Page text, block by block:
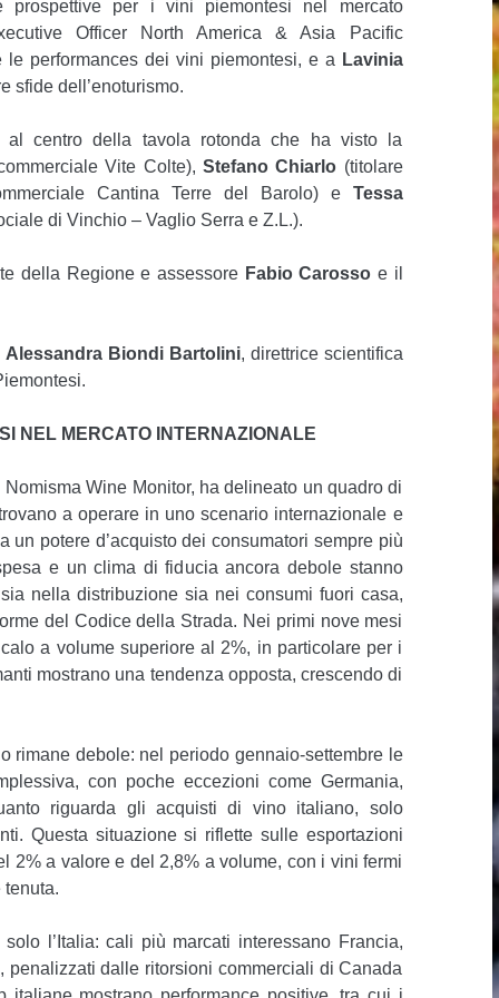
per i vini piemontesi nel mercato
Officer North America & Asia Pacific
performances dei vini piemontesi, e a Lavinia
sfide dell’enoturismo.
al centro della tavola rotonda che ha visto la
Vite Colte), Stefano Chiarlo (titolare
Cantina Terre del Barolo) e Tessa
di Vinchio – Vaglio Serra e Z.L.).
della Regione e assessore Fabio Carosso e il
Alessandra Biondi Bartolini, direttrice scientifica
NEL MERCATO INTERNAZIONALE
Wine Monitor, ha delineato un quadro di
a operare in uno scenario internazionale e
potere d’acquisto dei consumatori sempre più
e un clima di fiducia ancora debole stanno
nella distribuzione sia nei consumi fuori casa,
del Codice della Strada. Nei primi nove mesi
a volume superiore al 2%, in particolare per i
mostrano una tendenza opposta, crescendo di
rimane debole: nel periodo gennaio-settembre le
con poche eccezioni come Germania,
riguarda gli acquisti di vino italiano, solo
Questa situazione si riflette sulle esportazioni
2% a valore e del 2,8% a volume, con i vini fermi
l’Italia: cali più marcati interessano Francia,
dalle ritorsioni commerciali di Canada